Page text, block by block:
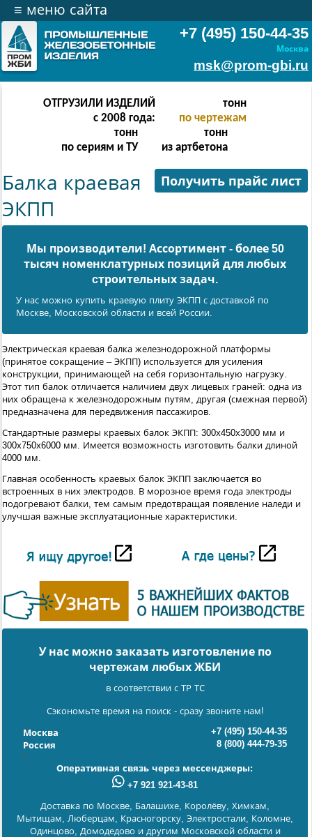
+7 (495) 150-44-35
Москва
msk@prom-gbi.ru
≡ меню сайта
ОТГРУЗИЛИ ИЗДЕЛИЙ
с 2008 года:
тонн
по чертежам
тонн
по сериям и ТУ
тонн
из артбетона
Получить прайс лист
Балка краевая
ЭКПП
Мы производители! Ассортимент - более 50
тысяч номенклатурных позиций для любых
cтроительных задач.
У нас можно купить краевую плиту ЭКПП с доставкой по
Москве, Московской области и всей России.
Электрическая краевая балка железнодорожной платформы
(принятое сокращение – ЭКПП) используется для усиления
конструкции, принимающей на себя горизонтальную нагрузку.
Этот тип балок отличается наличием двух лицевых граней: одна из
них обращена к железнодорожным путям, другая (смежная первой)
предназначена для передвижения пассажиров.
Стандартные размеры краевых балок ЭКПП: 300х450х3000 мм и
300х750х6000 мм. Имеется возможность изготовить балки длиной
4000 мм.
Главная особенность краевых балок ЭКПП заключается во
встроенных в них электродов. В морозное время года электроды
подогревают балки, тем самым предотвращая появление наледи и
улучшая важные эксплуатационные характеристики.
У нас можно заказать изготовление по
чертежам любых ЖБИ
в соответствии с ТР ТС
Сэкономьте время на поиск - сразу звоните нам!
Москва
+7 (495) 150-44-35
Россия
8 (800) 444-79-35
Оперативная связь через мессенджеры:
+7 921 921-43-81
Доставка по Москве, Балашихе, Королёву, Химкам,
Мытищам, Люберцам, Красногорску, Электростали, Коломне,
Одинцово, Домодедово и другим Московской области и